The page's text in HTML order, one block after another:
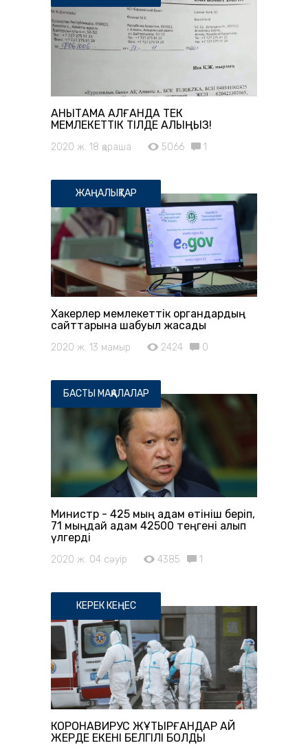
АНЫҚТАМА АЛҒАНДА ТЕК
МЕМЛЕКЕТТІК ТІЛДЕ АЛЫҢЫЗ!
2020 ж. 18 қараша 5066 1
ЖАҢАЛЫҚТАР
Хакерлер мемлекеттік органдардың
сайттарына шабуыл жасады
2020 ж. 13 мамыр 2424 0
БАСТЫ МАҚАЛАЛАР
Министр - 425 мың адам өтініш беріп,
71 мыңдай адам 42500 теңгені алып
үлгерді
2020 ж. 04 сәуір 4385 1
КЕРЕК КЕҢЕС
КОРОНАВИРУС ЖҰҚТЫРҒАНДАР ҚАЙ
ЖЕРДЕ ЕКЕНІ БЕЛГІЛІ БОЛДЫ